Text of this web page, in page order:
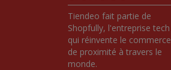
Tiendeo fait partie de
Shopfully, l'entreprise tech
qui réinvente le commerce
de proximité à travers le
monde.